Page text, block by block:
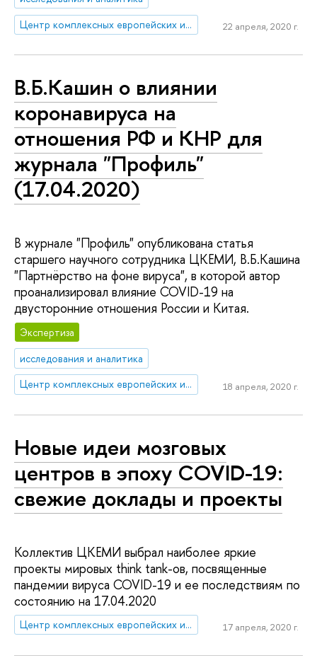
Центр комплексных европейских и международных исследований (ЦКЕМИ)
22 апреля, 2020 г.
В.Б.Кашин о влиянии
коронавируса на
отношения РФ и КНР для
журнала "Профиль"
(17.04.2020)
В журнале "Профиль" опубликована статья
старшего научного сотрудника ЦКЕМИ, В.Б.Кашина
"Партнёрство на фоне вируса", в которой автор
проанализировал влияние COVID-19 на
двусторонние отношения России и Китая.
Экспертиза
исследования и аналитика
Центр комплексных европейских и международных исследований (ЦКЕМИ)
18 апреля, 2020 г.
Новые идеи мозговых
центров в эпоху COVID-19:
свежие доклады и проекты
Коллектив ЦКЕМИ выбрал наиболее яркие
проекты мировых think tank-ов, посвященные
пандемии вируса COVID-19 и ее последствиям по
состоянию на 17.04.2020
Центр комплексных европейских и международных исследований (ЦКЕМИ) 17 апреля, 2020 г.